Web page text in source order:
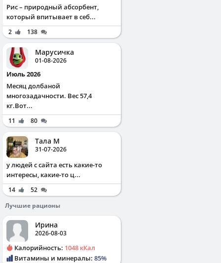
Рис – природный абсорбент,
который впитывает в себ...
2 138
Марусичка
01-08-2026
Июль 2026
Месяц долбаной
многозадачности. Вес 57,4
кг.Вот...
11 80
Тала М
31-07-2026
у людей с сайта есть какие-то
интересы, какие-то ц...
14
52
Лучшие рационы
Ирина
2026-08-03
Калорийность: 1048 кКал
Витамины и минералы: 85%